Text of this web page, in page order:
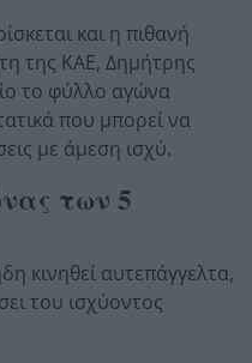
και η πιθανή
της ΚΑΕ, Δημήτρης
το φύλλο αγώνα
που μπορεί να
με άμεση ισχύ.
των 5
κινηθεί αυτεπάγγελτα,
του ισχύοντος